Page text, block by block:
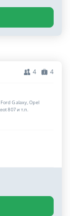
4 4
Galaxy, Opel
807 и т.п.